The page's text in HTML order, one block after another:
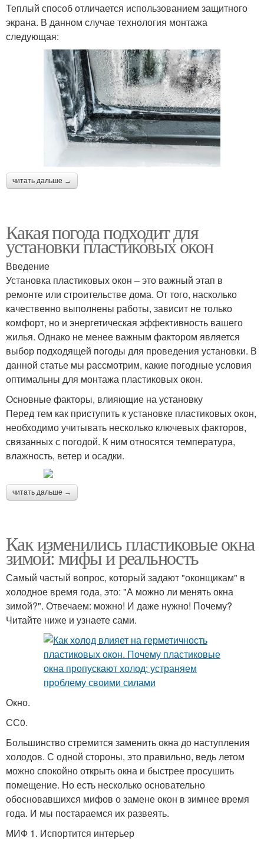
Теплый способ отличается использованием защитного
экрана. В данном случае технология монтажа
следующая:
читать дальше →
Какая погода подходит для
установки пластиковых окон
Введение
Установка пластиковых окон – это важный этап в
ремонте или строительстве дома. От того, насколько
качественно выполнены работы, зависит не только
комфорт, но и энергетическая эффективность вашего
жилья. Однако не менее важным фактором является
выбор подходящей погоды для проведения установки. В
данной статье мы рассмотрим, какие погодные условия
оптимальны для монтажа пластиковых окон.
Основные факторы, влияющие на установку
Перед тем как приступить к установке пластиковых окон,
необходимо учитывать несколько ключевых факторов,
связанных с погодой. К ним относятся температура,
влажность, ветер и осадки.
читать дальше →
Как изменились пластиковые окна
зимой: мифы и реальность
Самый частый вопрос, который задают "оконщикам" в
холодное время года, это: "А можно ли менять окна
зимой?". Отвечаем: можно! И даже нужно! Почему?
Читайте ниже и узнаете сами.
Окно.
СС0.
Большинство стремится заменить окна до наступления
холодов. С одной стороны, это правильно, ведь летом
можно спокойно открыть окна и быстрее просушить
помещение. Но есть несколько основательно
обосновавшихся мифов о замене окон в зимнее время
года. И мы постараемся их развеять.
МИФ 1. Испортится интерьер